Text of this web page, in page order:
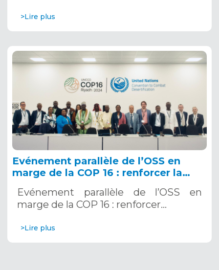
>Lire plus
Evénement parallèle de l’OSS en
marge de la COP 16 : renforcer la
Systèmes d’Alerte Précoce
Multirisques. 12 décembre 2024
Evénement parallèle de l’OSS en
marge de la COP 16 : renforcer…
>Lire plus